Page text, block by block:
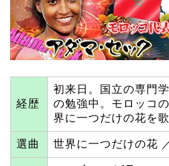
経歴
初来日。国立の専門
の勉強中。モロッコ
界に一つだけの花を歌
選曲 世界に一つだけの花